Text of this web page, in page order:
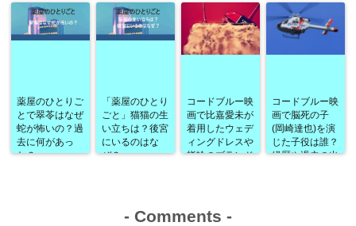
薬屋のひとりご
とで翠苓はなぜ
蛇が怖いの？過
去に何があっ
た？
「薬屋のひとり
ごと」猫猫の生
い立ちは？後宮
にいるのはな
ぜ？
コードブルー映
画で比嘉愛未が
着用したウェデ
ィングドレスや
指輪のブランド
コードブルー映
画で脳死の子
(岡崎達也)を演
じた子役は誰？
経歴や過去の出
- Comments -